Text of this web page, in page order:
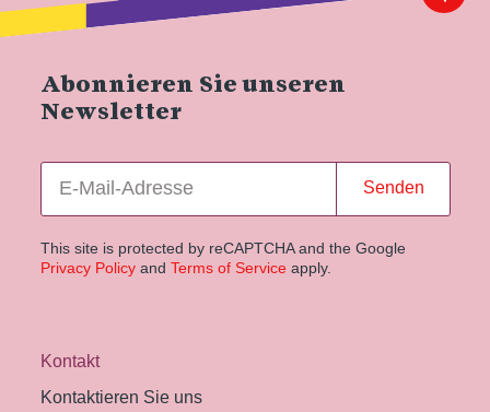
Abonnieren Sie unseren
Newsletter
Senden
This site is protected by reCAPTCHA and the Google
Privacy Policyand Terms of Service apply.
Kontakt
Kontaktieren Sie uns